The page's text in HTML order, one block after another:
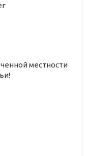
местности